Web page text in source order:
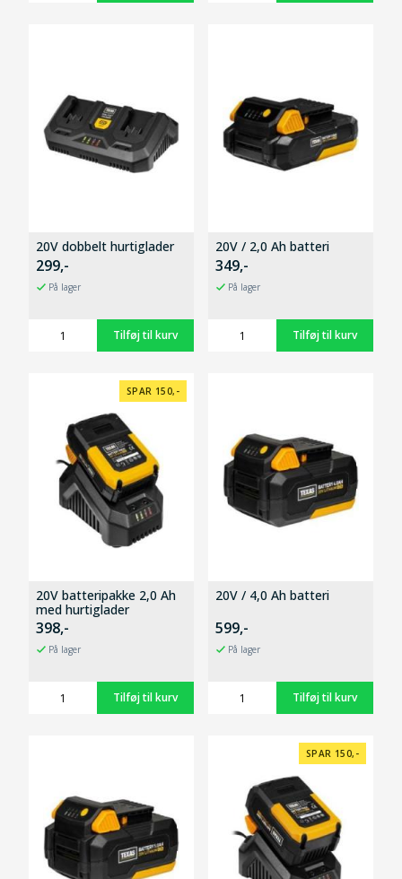
20V dobbelt hurtiglader
299,-
På lager
20V / 2,0 Ah batteri
349,-
På lager
SPAR 150,-
20V batteripakke 2,0 Ah
med hurtiglader
398,-
På lager
20V / 4,0 Ah batteri
599,-
På lager
SPAR 150,-